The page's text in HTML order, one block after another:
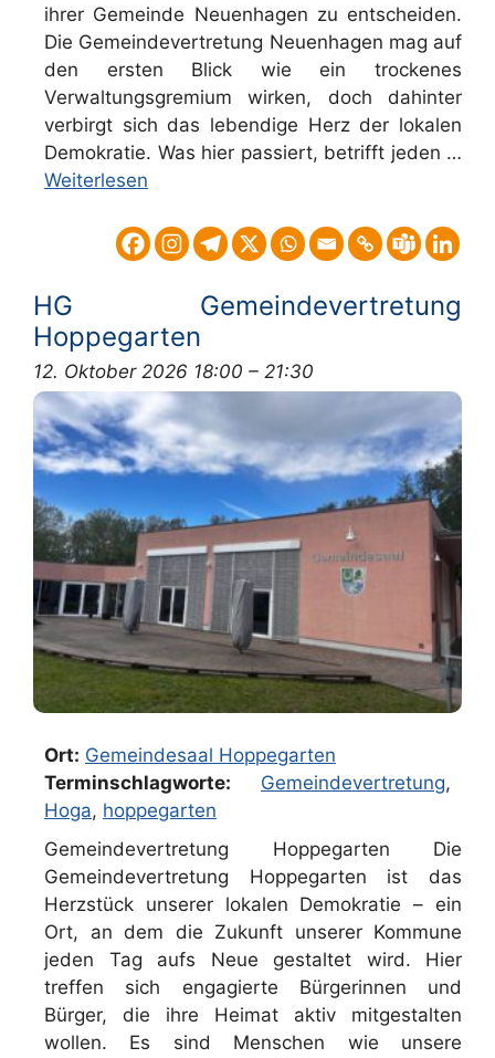
ihrer Gemeinde Neuenhagen zu entscheiden.
Die Gemeindevertretung Neuenhagen mag auf
den ersten Blick wie ein trockenes
Verwaltungsgremium wirken, doch dahinter
verbirgt sich das lebendige Herz der lokalen
Demokratie. Was hier passiert, betrifft jeden …
Weiterlesen
HG Gemeindevertretung
Hoppegarten
12. Oktober 2026 18:00 – 21:30
Ort: Gemeindesaal Hoppegarten
Terminschlagworte:
Gemeindevertretung,
Hoga, hoppegarten
Gemeindevertretung Hoppegarten Die
Gemeindevertretung Hoppegarten ist das
Herzstück unserer lokalen Demokratie – ein
Ort, an dem die Zukunft unserer Kommune
jeden Tag aufs Neue gestaltet wird. Hier
treffen sich engagierte Bürgerinnen und
Bürger, die ihre Heimat aktiv mitgestalten
wollen. Es sind Menschen wie unsere